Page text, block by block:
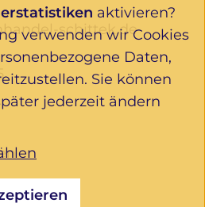
schittek.de
aktivieren?
verwenden wir Cookies
Daten,
Sie können
jederzeit ändern